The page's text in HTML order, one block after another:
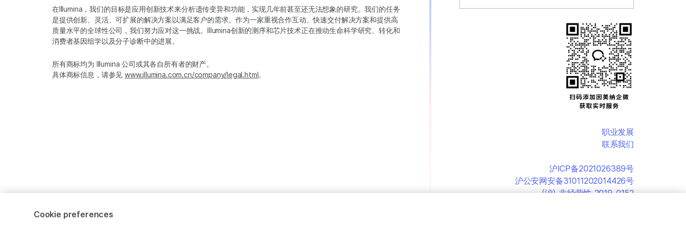
在Illumina，我们的目标是应用创新技术来分析遗传变异和功能，实现几年前甚至还无法想象的研究。我们的任务
是提供创新、灵活、可扩展的解决方案以满足客户的需求。作为一家重视合作互动、快速交付解决方案和提供高
质量水平的全球性公司，我们努力应对这一挑战。Illumina创新的测序和芯片技术正在推动生命科学研究、转化和
消费者基因组学以及分子诊断中的进展。
所有商标均为 Illumina 公司或其各自所有者的财产。
具体商标信息，请参见www.illumina.com.cn/company/legal.html。
职业发展
联系我们
沪ICP备2021026389号
沪公安网安备31011202014426号
(沪)-非经营性-2019-0152
Cookie preferences